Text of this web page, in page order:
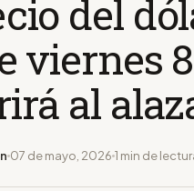
del
viernes
al
07 de mayo, 2026 1 min de